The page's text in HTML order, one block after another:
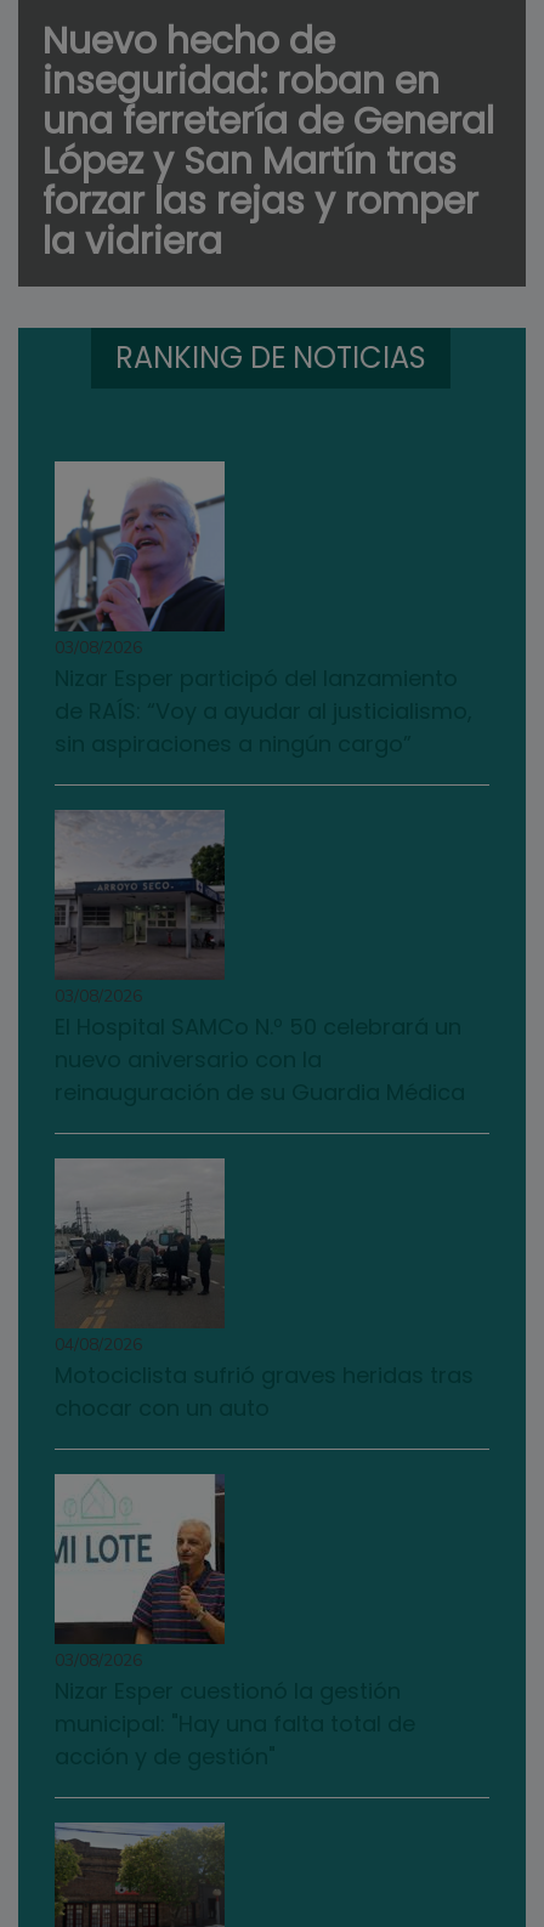
Nuevo hecho de
inseguridad: roban en
una ferretería de General
López y San Martín tras
forzar las rejas y romper
la vidriera
RANKING DE NOTICIAS
03/08/2026
03/08/2026
04/08/2026
03/08/2026